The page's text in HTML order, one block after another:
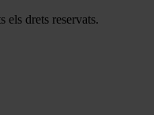
drets reservats.